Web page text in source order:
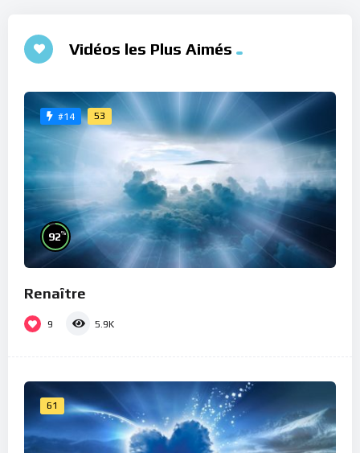
Vidéos les Plus Aimés
#14 53
92%
Renaître
9 5.9K
61